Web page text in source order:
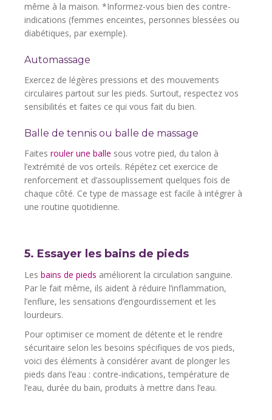
même à la maison. *Informez-vous bien des contre-
indications (femmes enceintes, personnes blessées ou
diabétiques, par exemple).
Automassage
Exercez de légères pressions et des mouvements
circulaires partout sur les pieds. Surtout, respectez vos
sensibilités et faites ce qui vous fait du bien.
Balle de tennis ou balle de massage
Faites rouler une balle sous votre pied, du talon à
l’extrémité de vos orteils. Répétez cet exercice de
renforcement et d’assouplissement quelques fois de
chaque côté. Ce type de massage est facile à intégrer à
une routine quotidienne.
5. Essayer les bains de pieds
Les bains de pieds améliorent la circulation sanguine.
Par le fait même, ils aident à réduire l’inflammation,
l’enflure, les sensations d’engourdissement et les
lourdeurs.
Pour optimiser ce moment de détente et le rendre
sécuritaire selon les besoins spécifiques de vos pieds,
voici des éléments à considérer avant de plonger les
pieds dans l’eau : contre-indications, température de
l’eau, durée du bain, produits à mettre dans l’eau.